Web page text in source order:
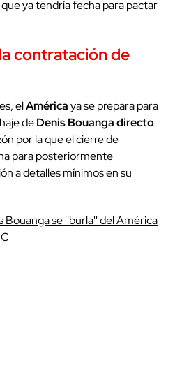
ya tendría fecha para pactar
contratación de
elAméricaya se prepara para
deDenis Bouanga directo
por la que el cierre de
para posteriormente
a detalles mínimos en su
Bouanga se ''burla'' del América